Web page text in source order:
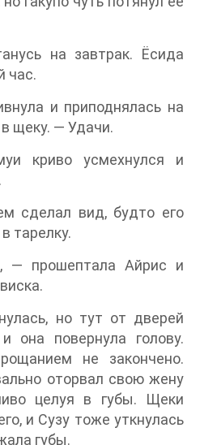
на завтрак. Ёсида
час.
и приподнялась на
щеку. — Удачи.
криво усмехнулся и
сделал вид, будто его
тарелку.
— прошептала Айрис и
но тут от дверей
она повернула голову.
не закончено.
оторвал свою жену
целуя в губы. Щеки
и Сузу тоже уткнулась
губы.